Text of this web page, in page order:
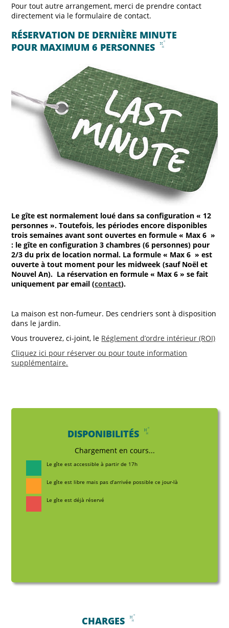
Pour tout autre arrangement, merci de prendre contact
directement via le formulaire de contact.
RÉSERVATION DE DERNIÈRE MINUTE
POUR MAXIMUM 6 PERSONNES
Le gîte est normalement loué dans sa configuration « 12
personnes ». Toutefois, les périodes encore disponibles
trois semaines avant sont ouvertes en formule « Max 6 »
: le gîte en configuration 3 chambres (6 personnes) pour
2/3 du prix de location normal. La formule « Max 6 » est
ouverte à tout moment pour les midweek (sauf Noël et
Nouvel An). La réservation en formule « Max 6 » se fait
uniquement par email (contact).
La maison est non-fumeur. Des cendriers sont à disposition
dans le jardin.
Vous trouverez, ci-joint, le Réglement d’ordre intérieur (ROI)
Cliquez ici pour réserver ou pour toute information
supplémentaire.
DISPONIBILITÉS
Chargement en cours...
Le gîte est accessible à partir de 17h
Le gîte est libre mais pas d’arrivée possible ce jour-là
Le gîte est déjà réservé
CHARGES